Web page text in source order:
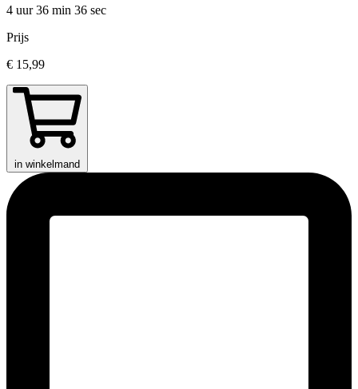
4 uur 36 min 36 sec
Prijs
€ 15,99
in winkelmand